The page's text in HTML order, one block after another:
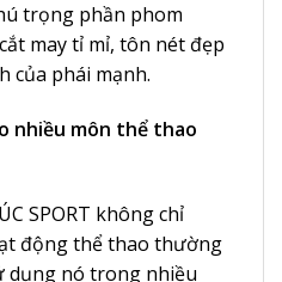
trọng phần phom
may tỉ mỉ, tôn nét đẹp
của phái mạnh.
nhiều môn thể thao
SPORT không chỉ
động thể thao thường
dụng nó trong nhiều